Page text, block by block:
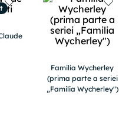
Familia Wycherley
(prima parte a seriei
„Familia Wycherley")